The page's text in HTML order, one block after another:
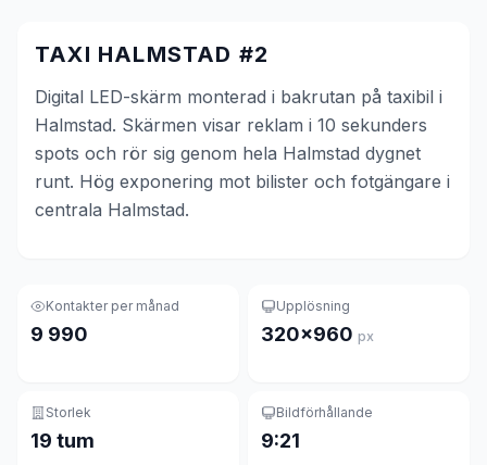
TAXI HALMSTAD #2
Digital LED-skärm monterad i bakrutan på taxibil i
Halmstad. Skärmen visar reklam i 10 sekunders
spots och rör sig genom hela Halmstad dygnet
runt. Hög exponering mot bilister och fotgängare i
centrala Halmstad.
Kontakter per månad
9 990
Upplösning
320×960 px
Storlek
19 tum
Bildförhållande
9:21